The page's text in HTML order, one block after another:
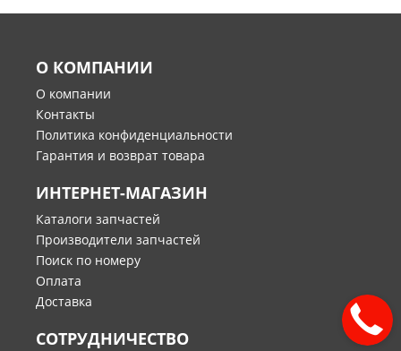
О КОМПАНИИ
О компании
Контакты
Политика конфиденциальности
Гарантия и возврат товара
ИНТЕРНЕТ-МАГАЗИН
Каталоги запчастей
Производители запчастей
Поиск по номеру
Оплата
Доставка
СОТРУДНИЧЕСТВО